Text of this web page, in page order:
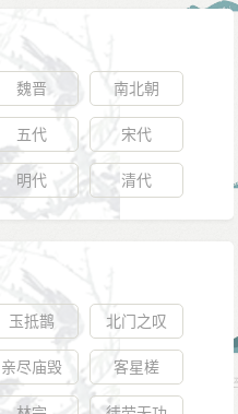
魏晋 南北朝
五代 宋代
明代 清代
玉抵鹊 北门之叹
亲尽庙毁 客星槎